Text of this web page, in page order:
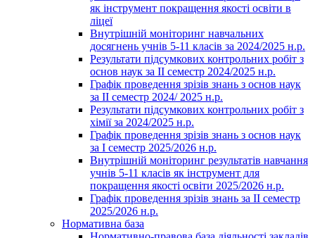
як інструмент покращення якості освіти в
ліцеї
Внутрішній моніторинг навчальних
досягнень учнів 5-11 класів за 2024/2025 н.р.
Результати підсумкових контрольних робіт з
основ наук за ІІ семестр 2024/2025 н.р.
Графік проведення зрізів знань з основ наук
за ІІ семестр 2024/ 2025 н.р.
Результати підсумкових контрольних робіт з
хімії за 2024/2025 н.р.
Графік проведення зрізів знань з основ наук
за І семестр 2025/2026 н.р.
Внутрішній моніторинг результатів навчання
учнів 5-11 класів як інструмент для
покращення якості освіти 2025/2026 н.р.
Графік проведення зрізів знань за ІІ семестр
2025/2026 н.р.
Нормативна база